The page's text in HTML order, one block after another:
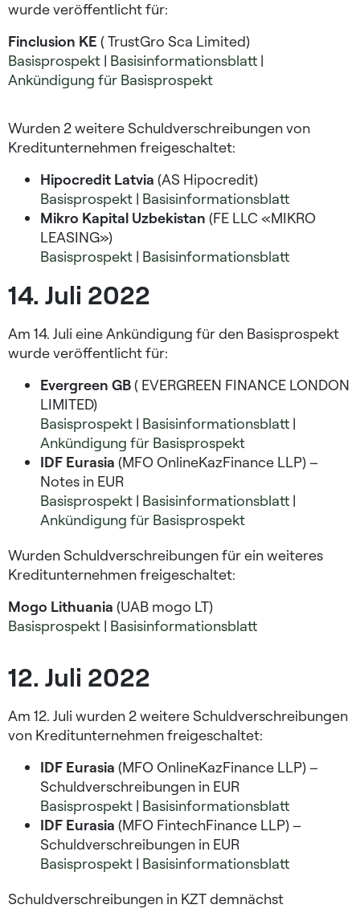
wurde veröffentlicht für:
Finclusion KE ( TrustGro Sca Limited)
Basisprospekt | Basisinformationsblatt |
Ankündigung für Basisprospekt
Wurden 2 weitere Schuldverschreibungen von
Kreditunternehmen freigeschaltet:
Hipocredit Latvia (AS Hipocredit)
Basisprospekt | Basisinformationsblatt
Mikro Kapital Uzbekistan (FE LLC «MIKRO
LEASING»)
Basisprospekt | Basisinformationsblatt
14. Juli 2022
Am 14. Juli eine Ankündigung für den Basisprospekt
wurde veröffentlicht für:
Evergreen GB( EVERGREEN FINANCE LONDON
LIMITED)
Basisprospekt | Basisinformationsblatt |
Ankündigung für Basisprospekt
IDF Eurasia (MFO OnlineKazFinance LLP) –
Notes in EUR
Basisprospekt | Basisinformationsblatt |
Ankündigung für Basisprospekt
Wurden Schuldverschreibungen für ein weiteres
Kreditunternehmen freigeschaltet:
Mogo Lithuania (UAB mogo LT)
Basisprospekt | Basisinformationsblatt
12. Juli 2022
Am 12. Juli wurden 2 weitere Schuldverschreibungen
von Kreditunternehmen freigeschaltet:
IDF Eurasia (MFO OnlineKazFinance LLP) –
Schuldverschreibungen in EUR
Basisprospekt | Basisinformationsblatt
IDF Eurasia (MFO FintechFinance LLP) –
Schuldverschreibungen in EUR
Basisprospekt | Basisinformationsblatt
Schuldverschreibungen in KZT demnächst